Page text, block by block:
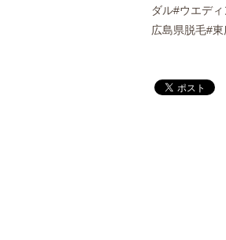
ダル#ウエデ
広島県脱毛#